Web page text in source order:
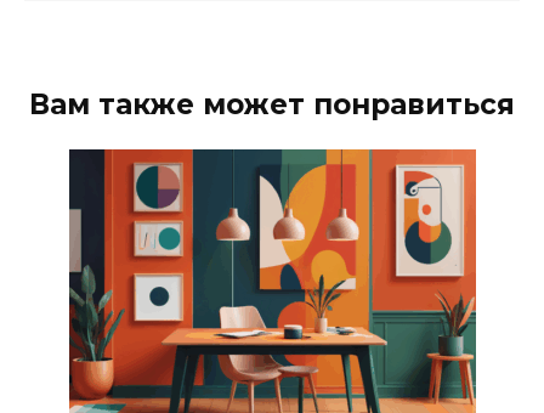
Вам также может понравиться